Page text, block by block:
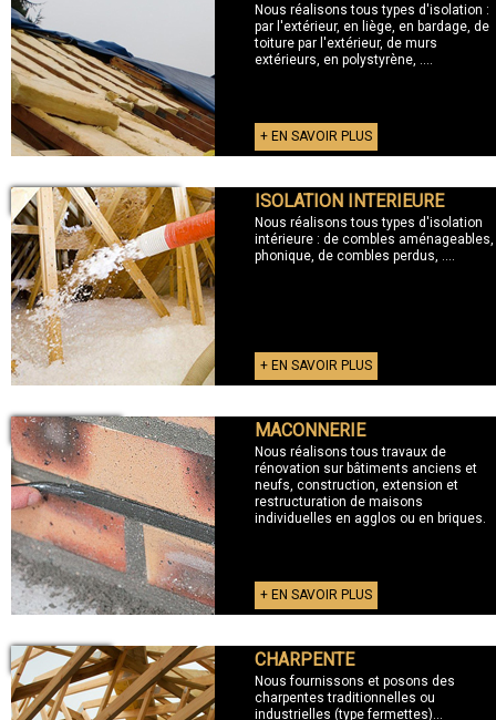
Nous réalisons tous types d'isolation :
par l'extérieur, en liège, en bardage, de
toiture par l'extérieur, de murs
extérieurs, en polystyrène, ....
+ EN SAVOIR PLUS
+ ISOLATION INTERIEURE ISOLATION INTERIEURE
Nous réalisons tous types d'isolation
intérieure : de combles aménageables,
phonique, de combles perdus, ....
+ EN SAVOIR PLUS
+ MACONNERIE MACONNERIE
Nous réalisons tous travaux de
rénovation sur bâtiments anciens et
neufs, construction, extension et
restructuration de maisons
individuelles en agglos ou en briques.
+ EN SAVOIR PLUS
+ CHARPENTE CHARPENTE
Nous fournissons et posons des
charpentes traditionnelles ou
industrielles (type fermettes)...